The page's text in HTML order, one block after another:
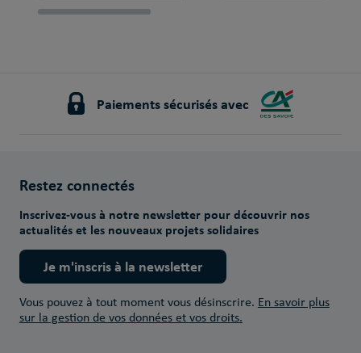
Paiements sécurisés avec
Restez connectés
Inscrivez-vous à notre newsletter pour découvrir nos
actualités et les nouveaux projets solidaires
Je m'inscris à la newsletter
Vous pouvez à tout moment vous désinscrire. En savoir plus
sur la gestion de vos données et vos droits.